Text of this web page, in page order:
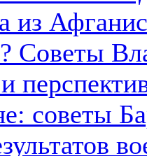
из
Советы
и
советы